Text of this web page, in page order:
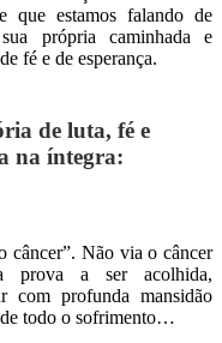
que estamos falando de
própria caminhada e
fé e de esperança.
de luta, fé e
na íntegra:
câncer”. Não via o câncer
prova a ser acolhida,
com profunda mansidão
de todo o sofrimento…